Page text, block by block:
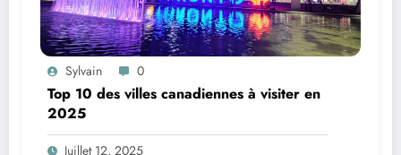
Sylvain 0
Top 10 des villes canadiennes à visiter en
2025
Juillet 12, 2025